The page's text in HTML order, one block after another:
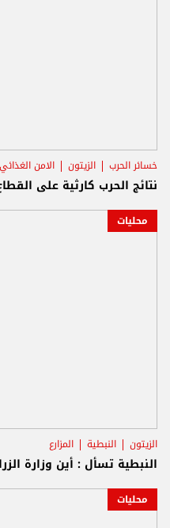
خسائر الحرب الزيتون الامن الغذائي
نتائج الحرب كارثية على
محليات
الزيتون النبطية المزارع
النبطية تسأل : أين وزارة
محليات